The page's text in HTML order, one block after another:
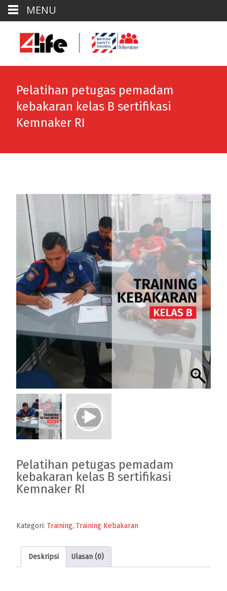
Pelatihan petugas pemadam
kebakaran kelas B sertifikasi
Kemnaker RI
Pelatihan petugas pemadam
kebakaran kelas B sertifikasi
Kemnaker RI
Kategori: Training, Training Kebakaran
Deskripsi Ulasan (0)
MENU